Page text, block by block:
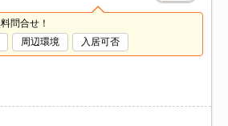
問合せ！
周辺環境 入居可否